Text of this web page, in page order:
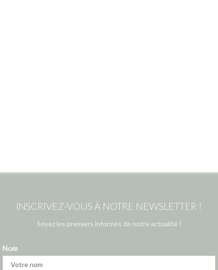
INSCRIVEZ-VOUS À NOTRE NEWSLETTER !
Soyez les premiers informés de notre actualité !
Nom